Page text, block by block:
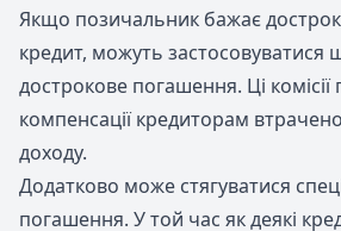
Якщо позичальник бажає
кредит, можуть застосовуватися
дострокове погашення. Ці комісії
компенсації кредиторам
доходу.
Додатково може стягуватися
погашення. У той час як деякі